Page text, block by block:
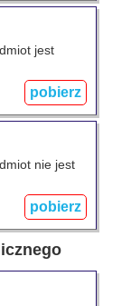
jest
pobierz
nie jest
pobierz